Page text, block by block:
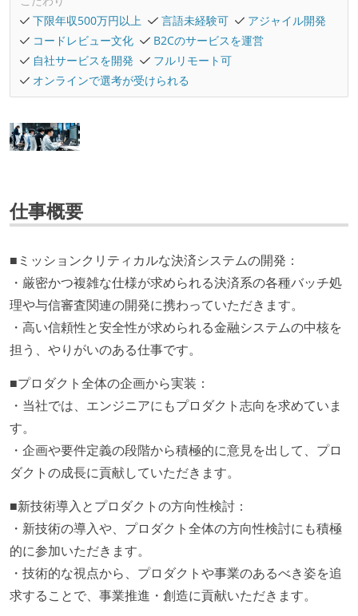
下限年収500万円以上
言語未経験可
アジャイル開発
コードレビュー文化
B2Cのサービスを運営
自社サービスを開発
フルリモート可
オンラインで選考が受けられる
仕事概要
■ミッションクリティカルな決済システムの開発：
・厳密かつ複雑な仕様が求められる決済系の各種バッチ処
理や与信審査関連の開発に携わっていただきます。
・高い信頼性と安全性が求められる金融システムの中核を
担う、やりがいのある仕事です。
■プロダクト全体の企画から実装：
・当社では、エンジニアにもプロダクト志向を求めていま
す。
・企画や要件定義の段階から積極的に意見を出して、プロ
ダクトの成長に貢献していただきます。
■新技術導入とプロダクトの方向性検討：
・新技術の導入や、プロダクト全体の方向性検討にも積極
的に参加いただきます。
・技術的な視点から、プロダクトや事業のあるべき姿を追
求することで、事業推進・創造に貢献いただきます。